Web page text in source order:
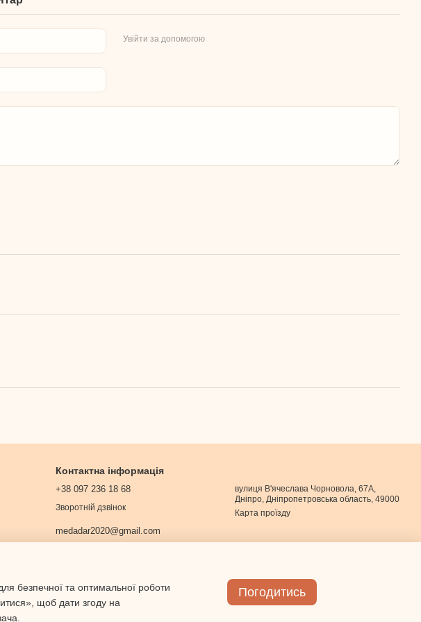
Увійти за допомогою
Контактна інформація
+38 097 236 18 68
Зворотній дзвінок
medadar2020@gmail.com
вулиця В'ячеслава Чорновола, 67А,
Дніпро, Дніпропетровська область, 49000
Карта проїзду
безпечної та оптимальної роботи
щоб дати згоду на
Погодитись